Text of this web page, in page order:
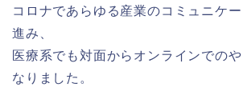
コロナであらゆる産業のコミュニケ
進み、
医療系でも対面からオンラインでの
なりました。